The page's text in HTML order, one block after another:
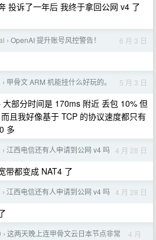
投诉了一年后 我终于拿回公网 v4 了
› OpenAI 提升账号风控警告！ 6 月 3 日
› 甲骨文 ARM 机能挂什么好玩的。 5 月 3 日
部分时间是 170ms 附近 丢包 10% 但
且我好像基于 TCP 的协议速度都只有
多
› 江西电信还有人申请到公网 v4 吗 4 月 28 日
带都变成 NAT4 了
› 江西电信还有人申请到公网 v4 吗 4 月 28 日
› 这两天晚上连甲骨文云日本节点非常
4 月